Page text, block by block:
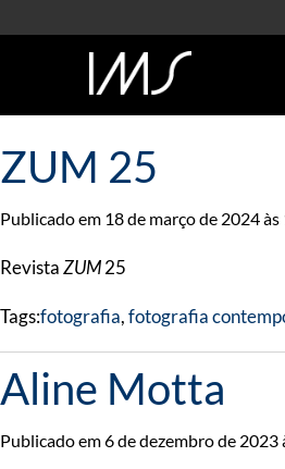
ZUM 25
Publicado em 18 de março de 2024 às
RevistaZUM25
Tags:fotografia,fotografia
Aline Motta
Publicado em 6 de dezembro de 2023